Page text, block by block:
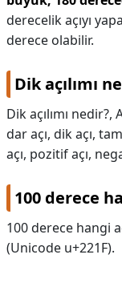
derecelik açıyı
derece olabilir.
Dik açılımı
Dik açılımı nedir?,
dar açı, dik açı,
açı, pozitif açı,
100 derece
100 derece hangi
(Unicode u+221F).